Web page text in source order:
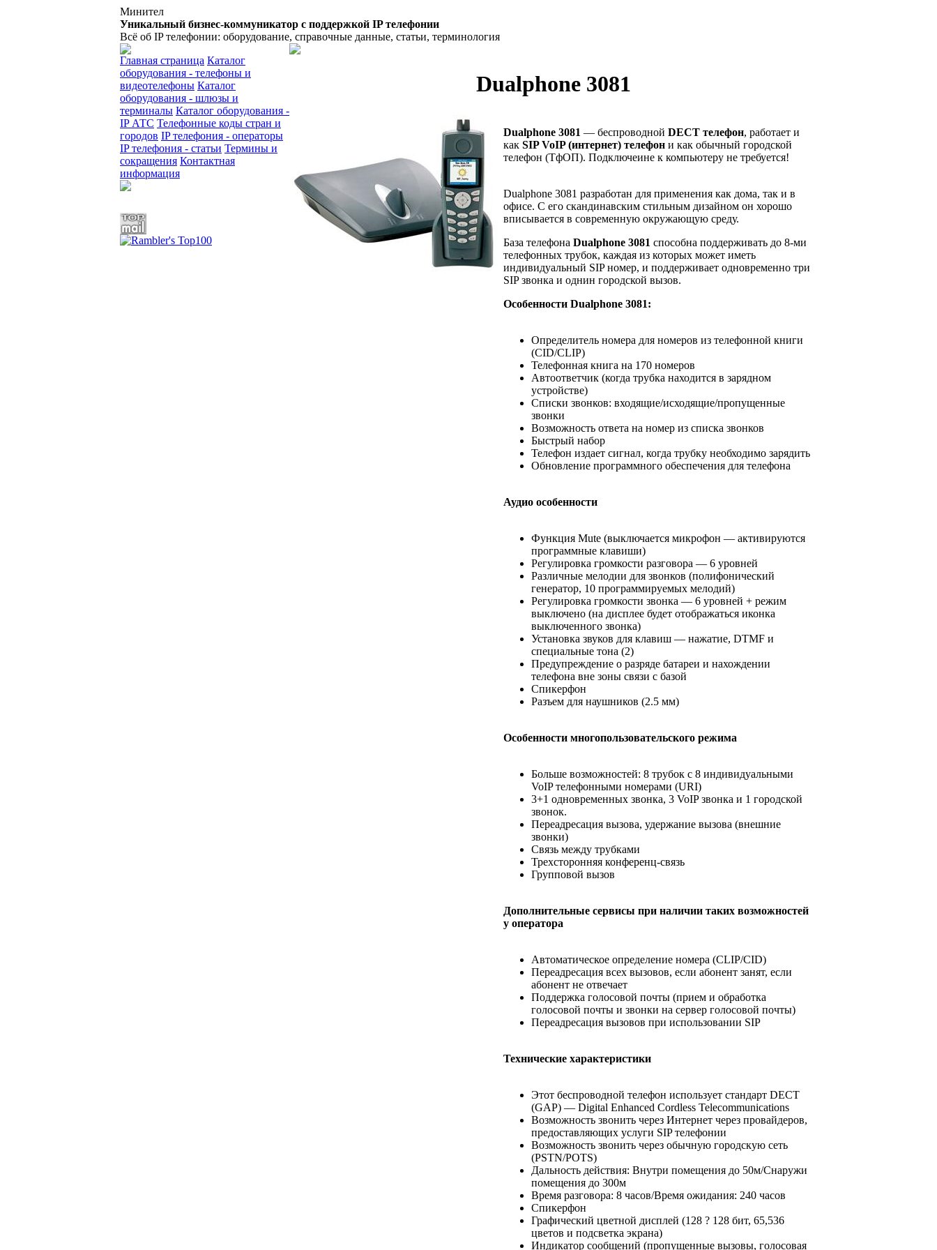
Минител
Уникальный бизнес-коммуникатор с поддержкой IP телефонии
Всё об IP телефонии: оборудование, справочные данные, статьи, терминология
Главная страница Каталог
оборудования - телефоны и
видеотелефоны Каталог
оборудования - шлюзы и
терминалы Каталог оборудования -
IP АТС Телефонные коды стран и
городов IP телефония - операторы
IP телефония - статьи Термины и
сокращения Контактная
информация
Dualphone 3081
Dualphone 3081 — беспроводной DECT телефон, работает и
как SIP VoIP (интернет) телефон и как обычный городской
телефон (ТфОП). Подключеине к компьютеру не требуется!
Dualphone 3081 разработан для применения как дома, так и в
офисе. С его скандинавским стильным дизайном он хорошо
вписывается в современную окружающую среду.
База телефона Dualphone 3081 способна поддерживать до 8-ми
телефонных трубок, каждая из которых может иметь
индивидуальный SIP номер, и поддерживает одновременно три
SIP звонка и однин городской вызов.
Особенности Dualphone 3081:
Определитель номера для номеров из телефонной книги
(CID/CLIP)
Телефонная книга на 170 номеров
Автоответчик (когда трубка находится в зарядном
устройстве)
Списки звонков: входящие/исходящие/пропущенные
звонки
Возможность ответа на номер из списка звонков
Быстрый набор
Телефон издает сигнал, когда трубку необходимо зарядить
Обновление программного обеспечения для телефона
Аудио особенности
Функция Mute (выключается микрофон — активируются
программные клавиши)
Регулировка громкости разговора — 6 уровней
Различные мелодии для звонков (полифонический
генератор, 10 программируемых мелодий)
Регулировка громкости звонка — 6 уровней + режим
выключено (на дисплее будет отображаться иконка
выключенного звонка)
Установка звуков для клавиш — нажатие, DTMF и
специальные тона (2)
Предупреждение о разряде батареи и нахождении
телефона вне зоны связи с базой
Спикерфон
Разъем для наушников (2.5 мм)
Особенности многопользовательского режима
Больше возможностей: 8 трубок с 8 индивидуальными
VoIP телефонными номерами (URI)
3+1 одновременных звонка, 3 VoIP звонка и 1 городской
звонок.
Переадресация вызова, удержание вызова (внешние
звонки)
Связь между трубками
Трехсторонняя конференц-связь
Групповой вызов
Дополнительные сервисы при наличии таких возможностей
у оператора
Автоматическое определение номера (CLIP/CID)
Переадресация всех вызовов, если абонент занят, если
абонент не отвечает
Поддержка голосовой почты (прием и обработка
голосовой почты и звонки на сервер голосовой почты)
Переадресация вызовов при использовании SIP
Технические характеристики
Этот беспроводной телефон использует стандарт DECT
(GAP) — Digital Enhanced Cordless Telecommunications
Возможность звонить через Интернет через провайдеров,
предоставляющих услуги SIP телефонии
Возможность звонить через обычную городскую сеть
(PSTN/POTS)
Дальность действия: Внутри помещения до 50м/Снаружи
помещения до 300м
Время разговора: 8 часов/Время ожидания: 240 часов
Спикерфон
Графический цветной дисплей (128 ? 128 бит, 65,536
цветов и подсветка экрана)
Индикатор сообщений (пропущенные вызовы, голосовая